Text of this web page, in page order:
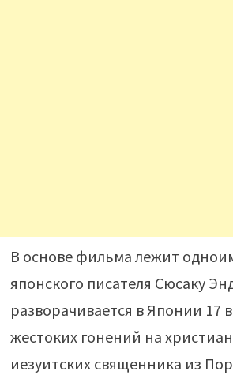
В основе фильма лежит
японского писателя Сюсаку
разворачивается в Японии 17
жестоких гонений на
иезуитских священника из